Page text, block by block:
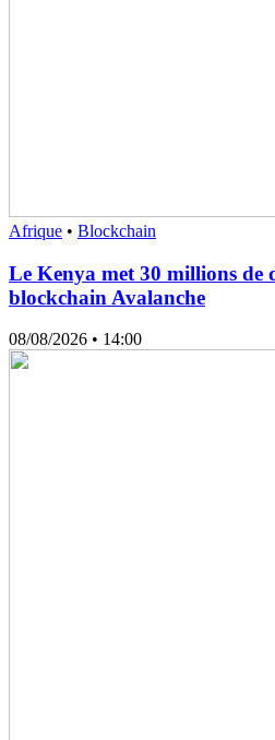
Afrique • Blockchain
Le Kenya met 30 millions de
blockchain Avalanche
08/08/2026 • 14:00